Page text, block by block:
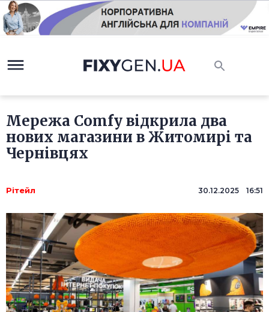
Мережа Comfy відкрила два
нових магазини в Житомирі та
Чернівцях
Рітейл 30.12.2025 16:51